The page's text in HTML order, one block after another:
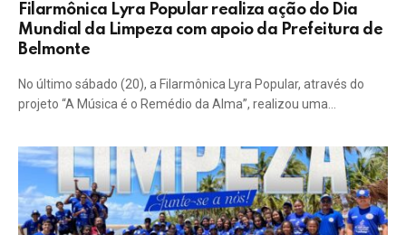
Filarmônica Lyra Popular realiza ação do Dia
Mundial da Limpeza com apoio da Prefeitura de
Belmonte
No último sábado (20), a Filarmônica Lyra Popular, através do
projeto “A Música é o Remédio da Alma”, realizou uma…